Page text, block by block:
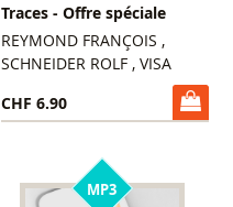
Traces - Offre spéciale
REYMOND FRANÇOIS ,
SCHNEIDER ROLF , VISA
CHF 6.90
MP3